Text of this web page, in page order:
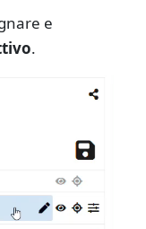
e
.